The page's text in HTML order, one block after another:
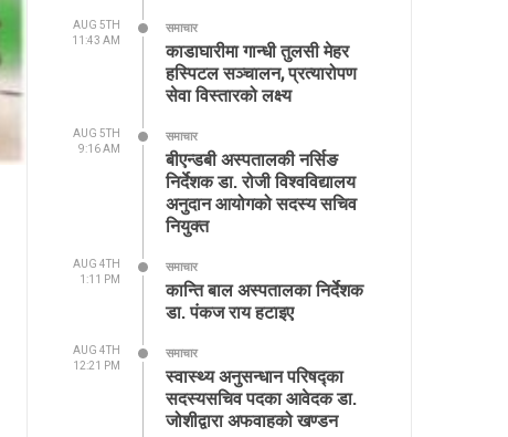
AUG 5TH
11:43 AM
समाचार
काडाघारीमा गान्धी तुलसी मेहर
हस्पिटल सञ्चालन, प्रत्यारोपण
सेवा विस्तारको लक्ष्य
AUG 5TH
9:16 AM
समाचार
बीएन्डबी अस्पतालकी नर्सिङ
निर्देशक डा. रोजी विश्वविद्यालय
अनुदान आयोगको सदस्य सचिव
नियुक्त
AUG 4TH
1:11 PM
समाचार
कान्ति बाल अस्पतालका निर्देशक
डा. पंकज राय हटाइए
AUG 4TH
12:21 PM
समाचार
स्वास्थ्य अनुसन्धान परिषद्का
सदस्यसचिव पदका आवेदक डा.
जोशीद्वारा अफवाहको खण्डन